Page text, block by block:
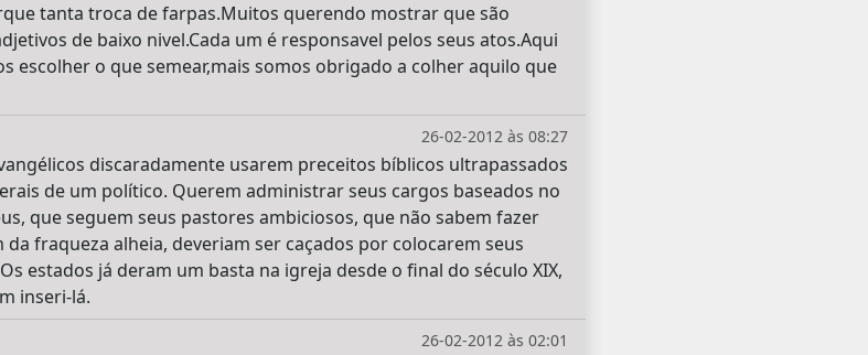
tanta troca de farpas.Muitos querendo mostrar que são
de baixo nivel.Cada um é responsavel pelos seus atos.Aqui
escolher o que semear,mais somos obrigado a colher aquilo que
26-02-2012 às 08:27
discaradamente usarem preceitos bíblicos ultrapassados
de um político. Querem administrar seus cargos baseados no
que seguem seus pastores ambiciosos, que não sabem fazer
fraqueza alheia, deveriam ser caçados por colocarem seus
estados já deram um basta na igreja desde o final do século XIX,
inseri-lá.
26-02-2012 às 02:01